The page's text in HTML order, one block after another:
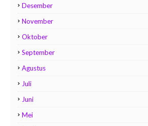
Desember
November
Oktober
September
Agustus
Juli
Juni
Mei